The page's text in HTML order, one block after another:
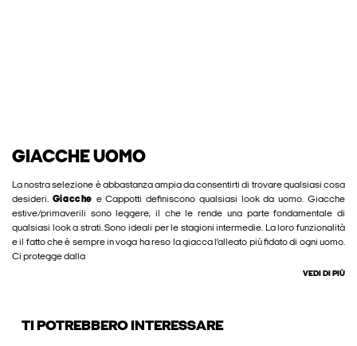
GIACCHE UOMO
La nostra selezione è abbastanza ampia da consentirti di trovare qualsiasi cosa
desideri. Giacche e Cappotti definiscono qualsiasi look da uomo. Giacche
estive/primaverili sono leggere, il che le rende una parte fondamentale di
qualsiasi look a strati. Sono ideali per le stagioni intermedie. La loro funzionalità
e il fatto che è sempre in voga ha reso la giacca l’alleato più fidato di ogni uomo.
Ci protegge dalla
VEDI DI PIÙ
TI POTREBBERO INTERESSARE